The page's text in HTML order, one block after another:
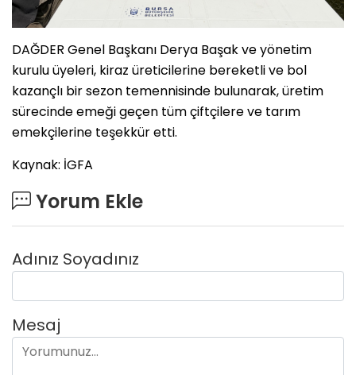
DAĞDER Genel Başkanı Derya Başak ve yönetim
kurulu üyeleri, kiraz üreticilerine bereketli ve bol
kazançlı bir sezon temennisinde bulunarak, üretim
sürecinde emeği geçen tüm çiftçilere ve tarım
emekçilerine teşekkür etti.
Kaynak: İGFA
Yorum Ekle
Adınız Soyadınız
Mesaj